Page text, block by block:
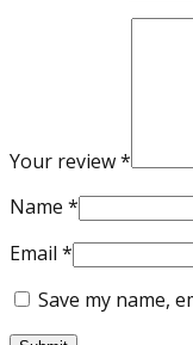
Your review*
Name *
Email *
Save my name,